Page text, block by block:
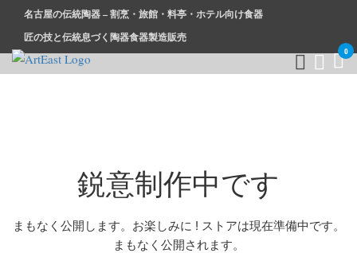
名古屋の伝統陶器 – 割烹・旅館・料亭・ホテル向け食器
匠の技と伝統息づく陶器食器製造販売
0
鋭意制作中です
まもなく公開します。お楽しみに ! ストアは現在準備中です。
まもなく公開されます。